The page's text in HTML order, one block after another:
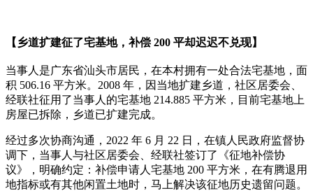
【乡道扩建征了宅基地，补偿 200 平却迟迟不兑现】
当事人是广东省汕头市居民，在本村拥有一处合法宅基地，面
积 506.16 平方米。2008 年，因当地扩建乡道，社区居委会、
经联社征用了当事人的宅基地 214.885 平方米，目前宅基地上
房屋已拆除，乡道已扩建完成。
经过多次协商沟通，2022 年 6 月 22 日，在镇人民政府监督协
调下，当事人与社区居委会、经联社签订了《征地补偿协
议》，明确约定：补偿申请人宅基地 200 平方米，在有腾退用
地指标或有其他闲置土地时，马上解决该征地历史遗留问题。